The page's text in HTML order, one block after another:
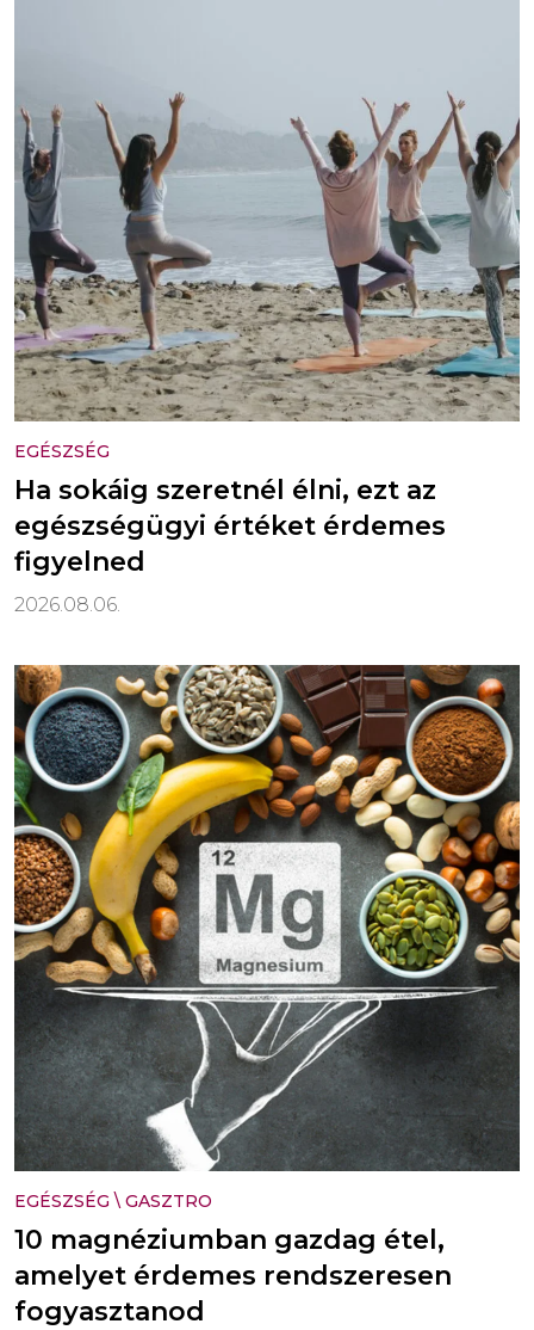
EGÉSZSÉG
Ha sokáig szeretnél élni, ezt az
egészségügyi értéket érdemes
figyelned
2026.08.06.
EGÉSZSÉG \ GASZTRO
10 magnéziumban gazdag étel,
amelyet érdemes rendszeresen
fogyasztanod